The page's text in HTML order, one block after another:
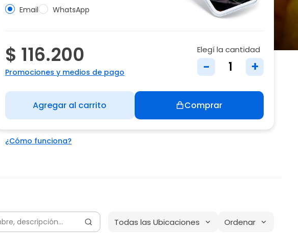
Email
WhatsApp
$ 116.200
Promociones y medios de pago
Elegí la cantidad
- +
Agregar al carrito Comprar
¿Cómo funciona?
Todas las Ubicaciones Ordenar